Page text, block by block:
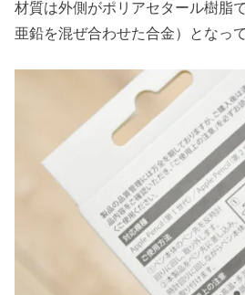
材質は外側がポリアセタール樹脂
亜鉛を混ぜ合わせた合金）となっ